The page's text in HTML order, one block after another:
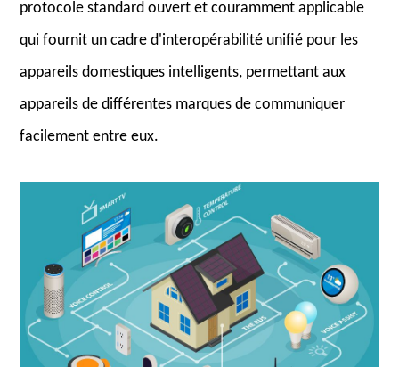
protocole standard ouvert et couramment applicable
qui fournit un cadre d'interopérabilité unifié pour les
appareils domestiques intelligents, permettant aux
appareils de différentes marques de communiquer
facilement entre eux.